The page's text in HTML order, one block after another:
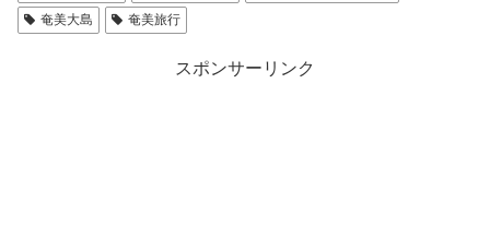
奄美大島
奄美旅行
スポンサーリンク